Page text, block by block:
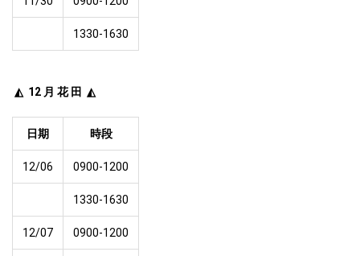
1330-1630
◭  12 月 花 田  ◭
日期 時段
12/06 0900-1200
1330-1630
12/07 0900-1200